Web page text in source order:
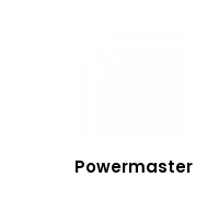
Powermaster